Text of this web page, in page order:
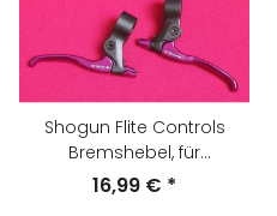
Shogun Flite Controls
Bremshebel, für
Cantileverbremsen, purple,
16,99 € *